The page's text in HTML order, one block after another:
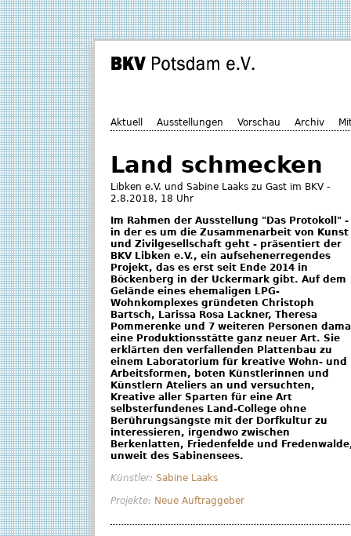
Aktuell Ausstellungen Vorschau Archiv
Land schmecken
Libken e.V. und Sabine Laaks zu Gast im BKV -
2.8.2018, 18 Uhr
Im Rahmen der Ausstellung "Das Protokoll" -
in der es um die Zusammenarbeit von Kunst
und Zivilgesellschaft geht - präsentiert der
BKV Libken e.V., ein aufsehenerregendes
Projekt, das es erst seit Ende 2014 in
Böckenberg in der Uckermark gibt. Auf dem
Gelände eines ehemaligen LPG-
Wohnkomplexes gründeten Christoph
Bartsch, Larissa Rosa Lackner, Theresa
Pommerenke und 7 weiteren Personen
eine Produktionsstätte ganz neuer Art. Sie
erklärten den verfallenden Plattenbau zu
einem Laboratorium für kreative Wohn- und
Arbeitsformen, boten Künstlerinnen und
Künstlern Ateliers an und versuchten,
Kreative aller Sparten für eine Art
selbsterfundenes Land-College ohne
Berührungsängste mit der Dorfkultur zu
interessieren, irgendwo zwischen
Berkenlatten, Friedenfelde und
unweit des Sabinensees.
Künstler: Sabine Laaks
Projekte: Neue Auftraggeber